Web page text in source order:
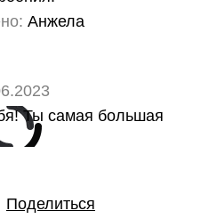
Анжела
Поделиться